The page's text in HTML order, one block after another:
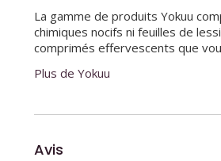
La gamme de produits Yokuu
chimiques nocifs ni feuilles de
comprimés effervescents que
Plus de Yokuu
Avis